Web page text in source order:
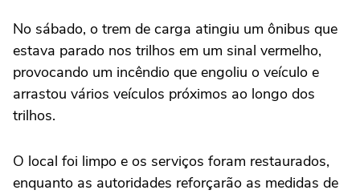
No ⁠sábado, o trem de carga atingiu um ônibus que
estava parado nos trilhos em um sinal ‌vermelho,
provocando um incêndio que engoliu o veículo e
arrastou vários veículos ⁠próximos ao longo dos
trilhos.
O local foi limpo e os serviços foram restaurados,
enquanto as autoridades reforçarão as medidas de